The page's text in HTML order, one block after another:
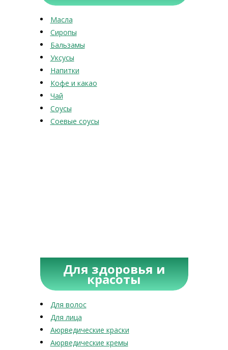
Масла
Сиропы
Бальзамы
Уксусы
Напитки
Кофе и какао
Чай
Соусы
Соевые соусы
Для здоровья и
красоты
Для волос
Для лица
Аюрведические краски
Аюрведические кремы